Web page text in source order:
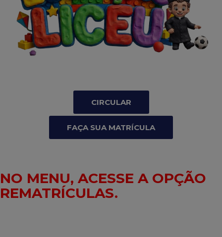
CIRCULAR
FAÇA SUA MATRÍCULA
NO MENU, ACESSE A OPÇÃO
REMATRÍCULAS.